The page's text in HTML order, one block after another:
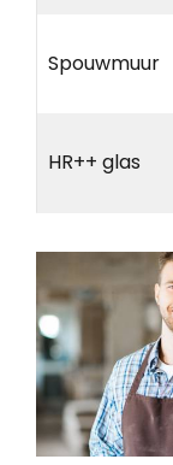
Spouwmuur
HR++ glas